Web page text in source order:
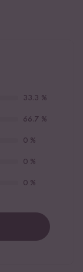
33.3 %
66.7 %
0 %
0 %
0 %